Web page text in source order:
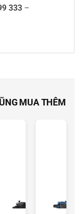
333 –
MUA THÊM